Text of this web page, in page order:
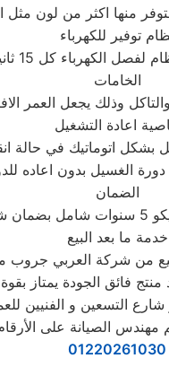
توفير للكهرباء
الخامات
اعادة التشغيل
اتوماتيك في حالة
الضمان
خدمة ما بعد البيع
فائق الجودة يمتاز بقوة
01220261030